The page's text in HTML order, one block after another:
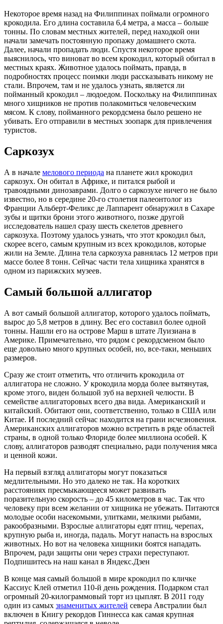
Некоторое время назад на Филиппинах поймали огромного
крокодила. Его длина составила 6,4 метра, а масса – больше
тонны. По словам местных жителей, перед находкой они
начали замечать постоянную пропажу домашнего скота.
Далее, начали пропадать люди. Спустя некоторое время
выяснилось, что виноват во всем крокодил, который обитал в
местных краях. Животное удалось поймать, правда, в
подробностях процесс поимки люди рассказывать никому не
стали. Впрочем, там и не удалось узнать, является ли
пойманный крокодил – людоедом. Поскольку на Филиппинах
много хищников не против полакомиться человеческим
мясом. К слову, пойманного рекордсмена было решено не
убивать. Его отправили в местных зоопарк для привлечения
туристов.
Саркозух
А в начале мелового периода на планете жил крокодил
саркозух. Он обитал в Африке, и питался рыбой и
травоядными динозаврами. Долго о саркозухе ничего не было
известно, но в середине 20-го столетия палеонтолог из
Франции Альберт-Феликс де Лаппарент обнаружил в Сахаре
зубы и щитки брони этого животного, позже другой
исследователь нашел сразу шесть скелетов древнего
саркозуха. Поэтому удалось узнать, что этот крокодил был,
скорее всего, самым крупным из всех крокодилов, которые
жили на Земле. Длина тела саркозуха равнялась 12 метров при
массе более 8 тонн. Сейчас части тела хищника хранятся в
одном из парижских музеев.
Самый большой аллигатор
А вот самый большой аллигатор, которого удалось поймать,
вырос до 5,8 метров в длину. Вес его составил более одной
тонны. Нашли его на острове Марш в штате Луизиана в
Америке. Примечательно, что рядом с рекордсменом было
еще довольно много крупных особей, но, все-таки, меньших
размеров.
Сразу же стоит отметить, что отличить крокодила от
аллигатора не сложно. У крокодила морда более вытянутая,
кроме этого, виден большой зуб на верхней челюсти. В
семействе аллигаторовых всего два вида. Американский и
китайский. Обитают они, соответственно, только в США или
Китае. И последний сейчас находится на грани исчезновения.
Американских аллигаторов можно встретить в ряде областей
страны, в одной только Флориде более миллиона особей. К
слову, аллигаторов разводят специально, ради получения мяса
и ценной кожи.
На первый взгляд аллигаторы могут показаться
медлительными. Но это далеко не так. На коротких
расстояниях пресмыкающееся может развивать
поразительную скорость – до 45 километров в час. Так что
человеку при всем желании от хищника не убежать. Питаются
молодые особи насекомыми, улитками, мелкими рыбами,
ракообразными. Взрослые аллигаторы едят птиц, черепах,
крупную рыба и, иногда, падаль. Могут напасть на взрослых
животных. Но вот на человека хищники боятся нападать.
Впрочем, ради защиты они через страхи переступают.
Подпишитесь на наш канал в Яндекс.Дзен
В конце мая самый большой в мире крокодил по кличке
Кассиус Клей отметил 110-й день рождения. Подарком стал
огромный 20-килограммовый торт из цыплят. В 2011 году
один из самых знаменитых жителей севера Австралии был
включен в Книгу рекордов Гиннесса как самая крупная